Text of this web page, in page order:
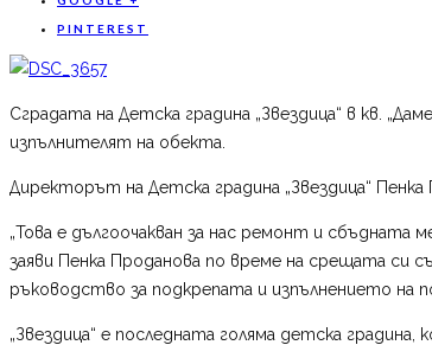
PINTEREST
Сградата на Детска градина „Звездица“ в кв.
изпълнителят на обекта.
Директорът на Детска градина „Звездица“
„Това е дългоочакван за нас ремонт и сбъдната
заяви Пенка Проданова по време на срещата си
ръководство за подкрепата и изпълнението на
„Звездица“ е последната голяма детска